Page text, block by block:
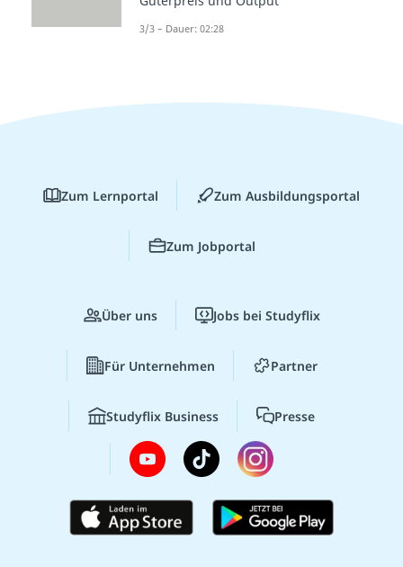
3/3 – Dauer: 02:28
Zum Lernportal Zum Ausbildungsportal
Zum Jobportal
Über uns Jobs bei Studyflix
Für Unternehmen Partner
Studyflix Business Presse